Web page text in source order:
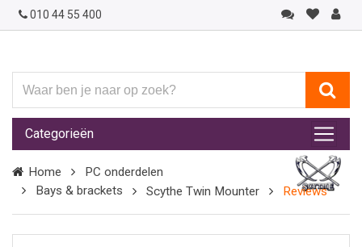
010 44 55 400
ben
je
naar
op
zoek?
Categorieën
Home
PC onderdelen
Bays & brackets
Scythe Twin Mounter Reviews